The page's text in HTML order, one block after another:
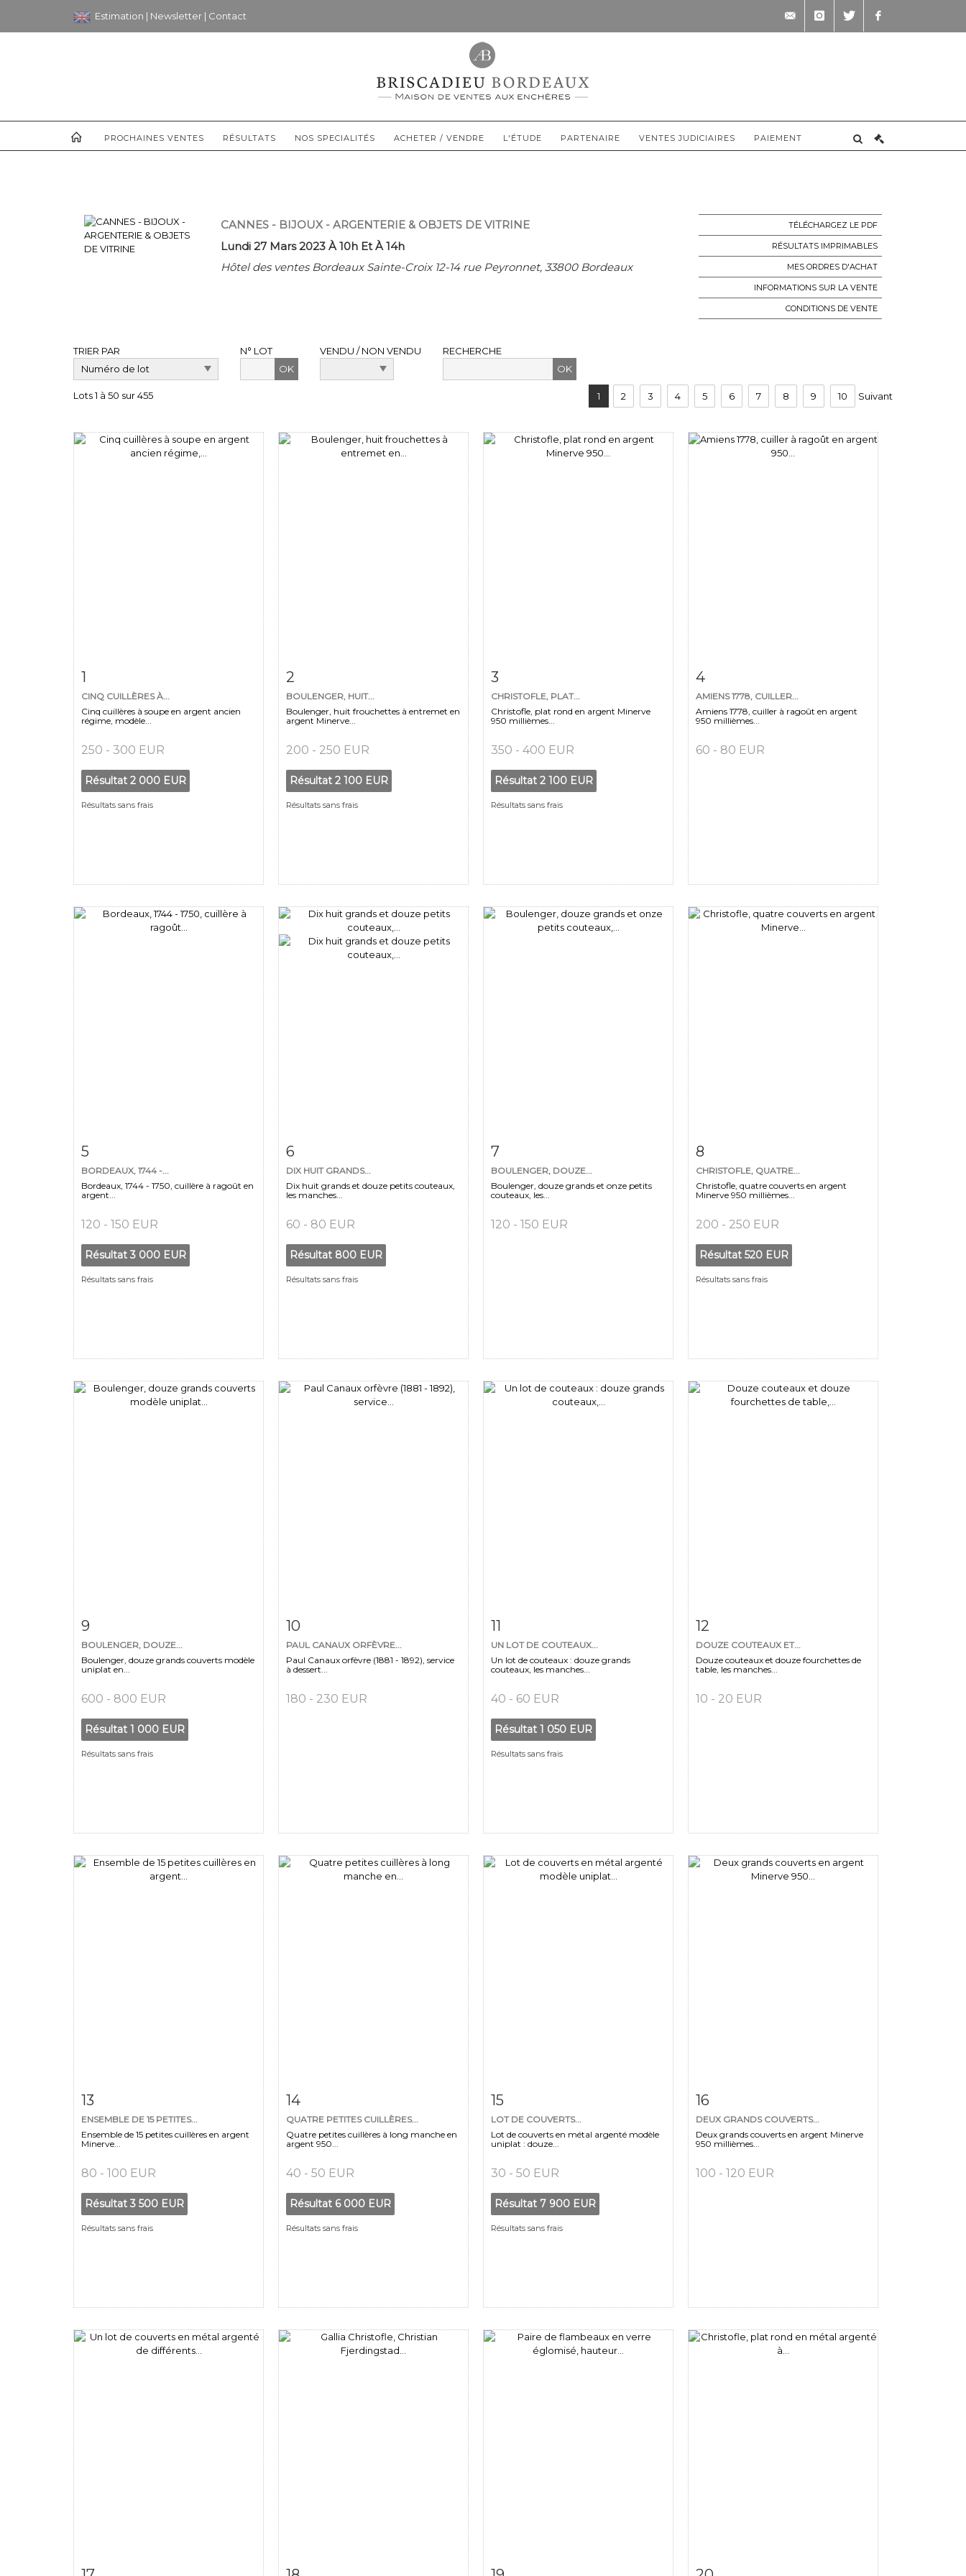
Estimation | Newsletter | Contact
PROCHAINES VENTES RÉSULTATS NOS SPECIALITÉS ACHETER / VENDRE L'ÉTUDE PARTENAIRE VENTES JUDICIAIRES PAIEMENT
CANNES - BIJOUX - ARGENTERIE & OBJETS DE VITRINE
Lundi 27 Mars 2023 À 10h Et À 14h
Hôtel des ventes Bordeaux Sainte-Croix 12-14 rue Peyronnet, 33800 Bordeaux
TÉLÉCHARGEZ LE PDF
RÉSULTATS IMPRIMABLES
MES ORDRES D'ACHAT
INFORMATIONS SUR LA VENTE
CONDITIONS DE VENTE
TRIER PAR
N° LOT
OK
VENDU / NON VENDU RECHERCHE
Lots 1 à 50 sur 455 1 2 3 4 5 6 7 8 9 10 Suivant
1
CINQ CUILLÈRES À...
Cinq cuillères à soupe en argent ancien
régime, modèle...
250 - 300 EUR
Résultat 2 000 EUR
Résultats sans frais
2
BOULENGER, HUIT...
Boulenger, huit frouchettes à entremet en
argent Minerve...
200 - 250 EUR
Résultat 2 100 EUR
Résultats sans frais
3
CHRISTOFLE, PLAT...
Christofle, plat rond en argent Minerve
950 millièmes...
350 - 400 EUR
Résultat 2 100 EUR
Résultats sans frais
4
AMIENS 1778, CUILLER...
Amiens 1778, cuiller à ragoût en argent
950 millièmes...
60 - 80 EUR
5
BORDEAUX, 1744 -...
Bordeaux, 1744 - 1750, cuillère à ragoût en
argent...
120 - 150 EUR
Résultat 3 000 EUR
Résultats sans frais
6
DIX HUIT GRANDS...
Dix huit grands et douze petits couteaux,
les manches...
60 - 80 EUR
Résultat 800 EUR
Résultats sans frais
7
BOULENGER, DOUZE...
Boulenger, douze grands et onze petits
couteaux, les...
120 - 150 EUR
8
CHRISTOFLE, QUATRE...
Christofle, quatre couverts en argent
Minerve 950 millièmes...
200 - 250 EUR
Résultat 520 EUR
Résultats sans frais
9
BOULENGER, DOUZE...
Boulenger, douze grands couverts modèle
uniplat en...
600 - 800 EUR
Résultat 1 000 EUR
Résultats sans frais
Fiche détaillée
10
PAUL CANAUX ORFÈVRE...
Paul Canaux orfèvre (1881 - 1892), service
à dessert...
180 - 230 EUR
Fiche détaillée
11
UN LOT DE COUTEAUX...
Un lot de couteaux : douze grands
couteaux, les manches...
40 - 60 EUR
Résultat 1 050 EUR
Résultats sans frais
Fiche détaillée
12
DOUZE COUTEAUX ET...
Douze couteaux et douze fourchettes de
table, les manches...
10 - 20 EUR
Fiche détaillée
13
ENSEMBLE DE 15 PETITES...
Ensemble de 15 petites cuillères en argent
Minerve...
80 - 100 EUR
Résultat 3 500 EUR
Résultats sans frais
Fiche détaillée
14
QUATRE PETITES CUILLÈRES...
Quatre petites cuillères à long manche en
argent 950...
40 - 50 EUR
Résultat 6 000 EUR
Résultats sans frais
Fiche détaillée
15
LOT DE COUVERTS...
Lot de couverts en métal argenté modèle
uniplat : douze...
30 - 50 EUR
Résultat 7 900 EUR
Résultats sans frais
Fiche détaillée
16
DEUX GRANDS COUVERTS...
Deux grands couverts en argent Minerve
950 millièmes...
100 - 120 EUR
Fiche détaillée Fiche détaillée Fiche détaillée Fiche détaillée